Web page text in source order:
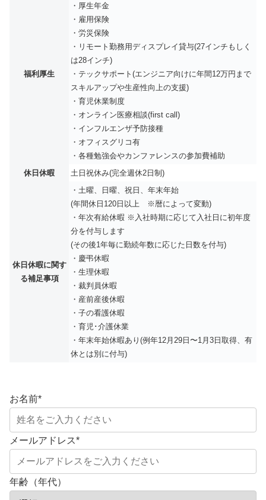
福利厚生
・厚生年金
・雇用保険
・労災保険
・リモート勤務用ディスプレイ貸与(27インチもしく
は28インチ)
・テックサポート(エンジニア向けに年間12万円まで
スキルアップや生産性向上の支援)
・育児休業制度
・オンライン医療相談(first call)
・インフルエンザ予防接種
・オフィスグリコ有
・各種勉強会やカンファレンスの参加費補助
休日休暇
土日祝休み(完全週休2日制)
休日休暇に関す
る補足事項
・土曜、日曜、祝日、年末年始
(年間休日120日以上 ※暦によって変動)
・年次有給休暇 ※入社時期に応じて入社日に初年度
分を付与します
(その後1年毎に勤続年数に応じた日数を付与)
・慶弔休暇
・生理休暇
・裁判員休暇
・産前産後休暇
・子の看護休暇
・育児･介護休業
・年末年始休暇あり(例年12月29日〜1月3日取得、有
休とは別に付与)
お名前*
メールアドレス*
年齢（年代）